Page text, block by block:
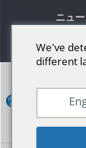
ニュ
We've
different